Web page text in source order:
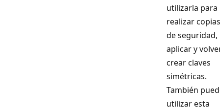
utilizarla para
realizar copias
de seguridad,
aplicar y
crear claves
simétricas.
También
utilizar esta